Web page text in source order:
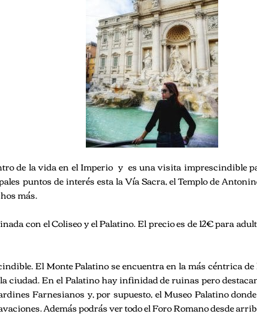
de la vida en el Imperio y es una visita imprescindible
puntos de interés esta la Vía Sacra, el Templo de
más.
con el Coliseo y el Palatino. El precio es de 12€ para
El Monte Palatino se encuentra en la más céntrica de
ciudad. En el Palatino hay infinidad de ruinas pero
Farnesianos y, por supuesto, el Museo Palatino
Además podrás ver todo el Foro Romano desde